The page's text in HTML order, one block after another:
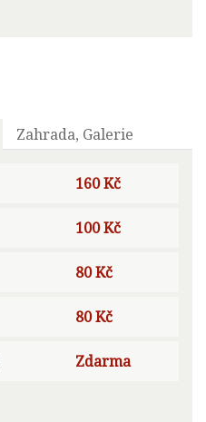
Zahrada, Galerie
160 Kč
100 Kč
80 Kč
80 Kč
Zdarma